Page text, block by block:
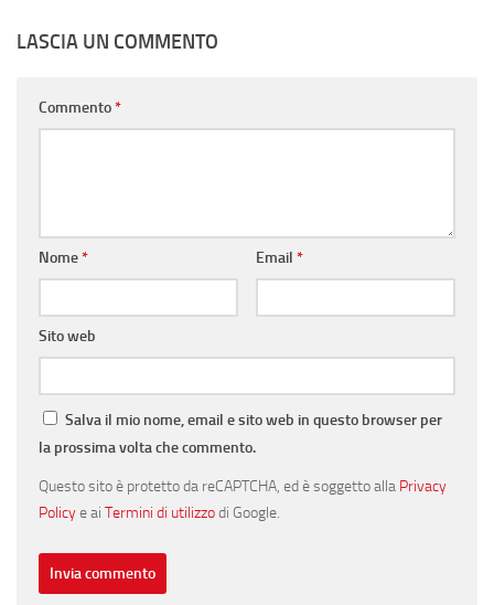
LASCIA UN COMMENTO
Commento*
Nome* Email *
Sito web
Salva il mio nome, email e sito web in questo browser per
la prossima volta che commento.
Questo sito è protetto da reCAPTCHA, ed è soggetto alla Privacy
Policye ai Termini di utilizzodi Google.